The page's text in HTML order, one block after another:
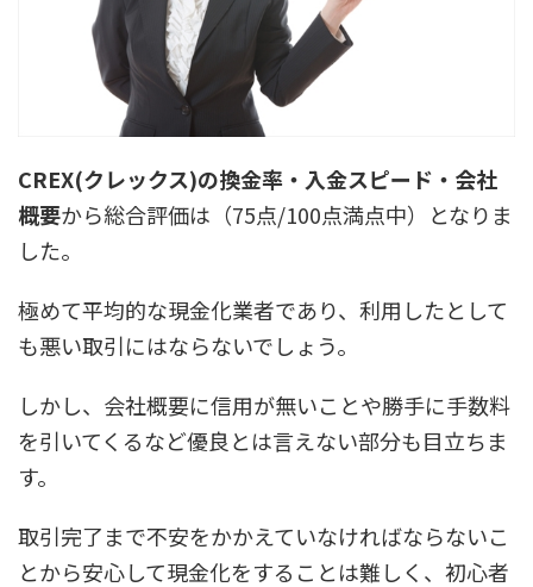
CREX(クレックス)の換金率・入金スピード・会社
概要から総合評価は（75点/100点満点中）となりま
した。
極めて平均的な現金化業者であり、利用したとして
も悪い取引にはならないでしょう。
しかし、会社概要に信用が無いことや勝手に手数料
を引いてくるなど優良とは言えない部分も目立ちま
す。
取引完了まで不安をかかえていなければならないこ
とから安心して現金化をすることは難しく、初心者